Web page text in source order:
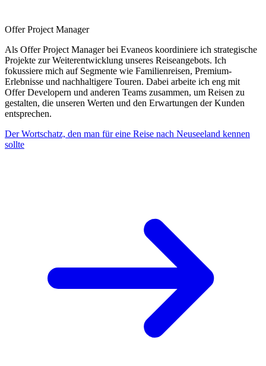
Offer Project Manager
Als Offer Project Manager bei Evaneos koordiniere ich strategische
Projekte zur Weiterentwicklung unseres Reiseangebots. Ich
fokussiere mich auf Segmente wie Familienreisen, Premium-
Erlebnisse und nachhaltigere Touren. Dabei arbeite ich eng mit
Offer Developern und anderen Teams zusammen, um Reisen zu
gestalten, die unseren Werten und den Erwartungen der Kunden
entsprechen.
Der Wortschatz, den man für eine Reise nach Neuseeland kennen
sollte